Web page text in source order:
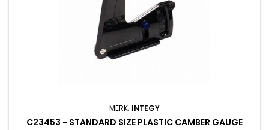
MERK: INTEGY
C23453 - STANDARD SIZE PLASTIC CAMBER GAUGE